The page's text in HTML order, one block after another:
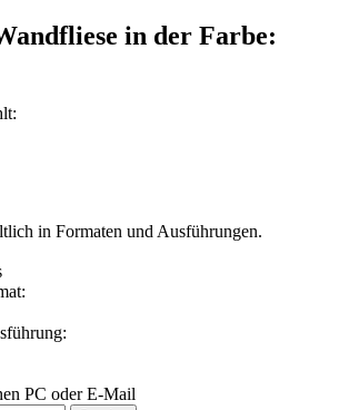
in der Farbe:
in Formaten und Ausführungen.
PC oder E-Mail